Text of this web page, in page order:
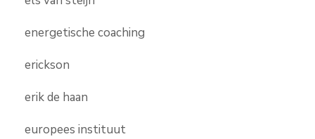
energetische coaching
erickson
erik de haan
europees instituut